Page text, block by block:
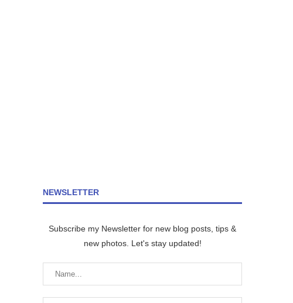
NEWSLETTER
Subscribe my Newsletter for new blog posts, tips &
new photos. Let's stay updated!